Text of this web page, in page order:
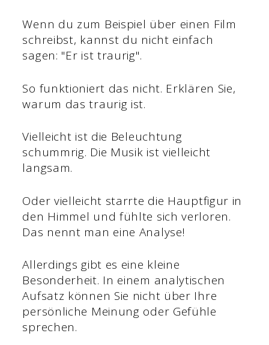
Wenn du zum Beispiel über einen Film
schreibst, kannst du nicht einfach
sagen: "Er ist traurig".
So funktioniert das nicht. Erklären Sie,
warum das traurig ist.
Vielleicht ist die Beleuchtung
schummrig. Die Musik ist vielleicht
langsam.
Oder vielleicht starrte die Hauptfigur in
den Himmel und fühlte sich verloren.
Das nennt man eine Analyse!
Allerdings gibt es eine kleine
Besonderheit. In einem analytischen
Aufsatz können Sie nicht über Ihre
persönliche Meinung oder Gefühle
sprechen.